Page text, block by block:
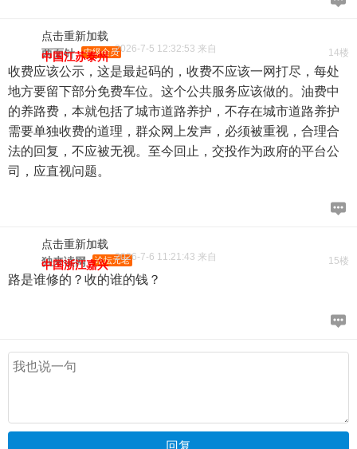
点击重新加载
14楼
两面针 中级会员2026-7-5 12:32:53 来自
中国江苏泰州
收费应该公示，这是最起码的，收费不应该一网打尽，每处
地方要留下部分免费车位。这个公共服务应该做的。油费中
的养路费，本就包括了城市道路养护，不存在城市道路养护
需要单独收费的道理，群众网上发声，必须被重视，合理合
法的回复，不应被无视。至今回止，交投作为政府的平台公
司，应直视问题。
点击重新加载
15楼
独来读网 论坛元老2026-7-6 11:21:43 来自
中国浙江嘉兴
路是谁修的？收的谁的钱？